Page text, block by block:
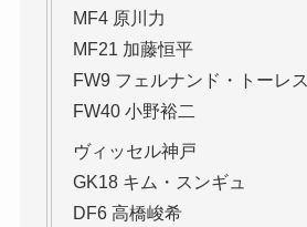
MF4 原川力
MF21 加藤恒平
FW9 フェルナンド・トーレス
FW40 小野裕二
ヴィッセル神戸
GK18 キム・スンギュ
DF6 高橋峻希